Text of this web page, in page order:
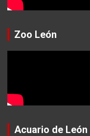
Zoo León
Acuario de León